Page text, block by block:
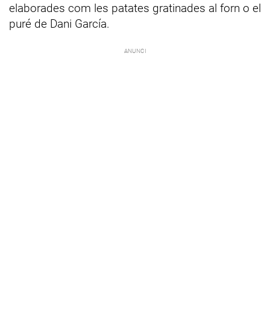
elaborades com les patates gratinades al forn o el
puré de Dani García.